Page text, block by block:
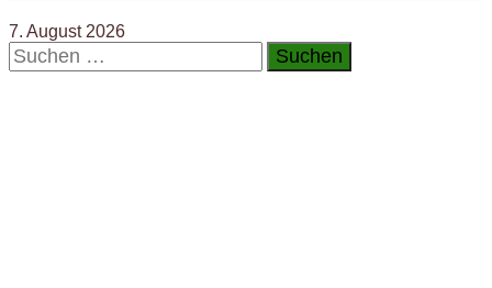
7. August 2026
Suchen
nach: